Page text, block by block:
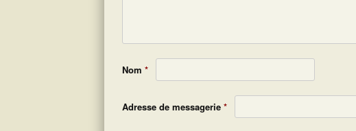
Nom *
Adresse de messagerie *